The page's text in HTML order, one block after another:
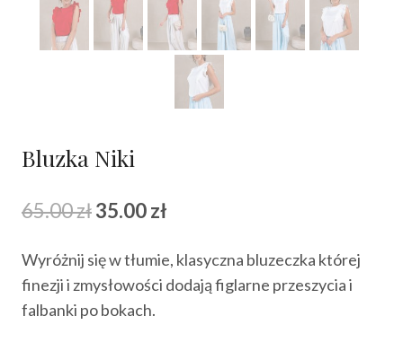
Bluzka Niki
65.00złPierwotna
wynosiła:
65.00 zł.
35.00zł
wynosi:
Wyróżnij się w tłumie, klasyczna bluzeczka której
finezji i zmysłowości dodają figlarne przeszycia i
falbanki po bokach.